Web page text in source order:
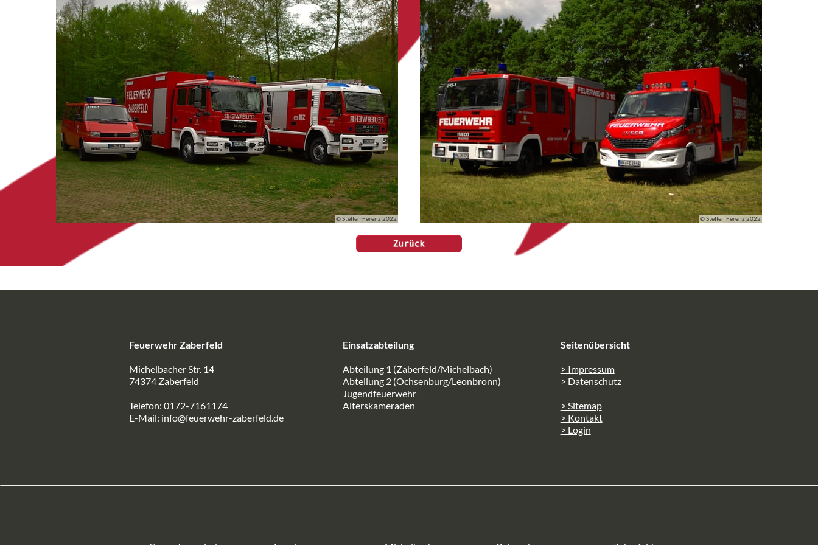
© Steffen Ferenz 2022 © Steffen Ferenz 2022
Feuerwehr Zaberfeld
Michelbacher Str. 14
74374 Zaberfeld
Telefon: 0172-7161174
E-Mail: info@feuerwehr-zaberfeld.de
Einsatzabteilung
Abteilung 1 (Zaberfeld/Michelbach)
Abteilung 2 (Ochsenburg/Leonbronn)
Jugendfeuerwehr
Alterskameraden
Seitenübersicht
> Impressum
> Datenschutz
> Sitemap
> Kontakt
> Login